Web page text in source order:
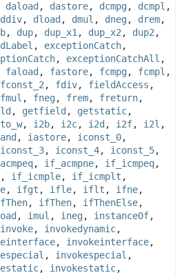
daload , dastore, dcmpg, dcmpl ,
ddiv, dload , dmul , dneg, drem,
, dup, dup_x1 , dup_x2 , dup2 ,
, exceptionCatch,
, exceptionCatchAll ,
faload , fastore, fcmpg, fcmpl ,
fconst_2 , fdiv, fieldAccess ,
fmul , fneg, frem, freturn,
, getfield , getstatic,
, i2b, i2c, i2d , i2f, i2l ,
, iastore, iconst_0,
iconst_3, iconst_4, iconst_5,
, if_acmpne, if_icmpeq,
, if_icmple, if_icmplt ,
, ifgt , ifle, iflt , ifne,
, ifThen, ifThenElse,
, imul , ineg, instanceOf,
invoke, invokedynamic,
, invokeinterface,
, invokespecial ,
, invokestatic,